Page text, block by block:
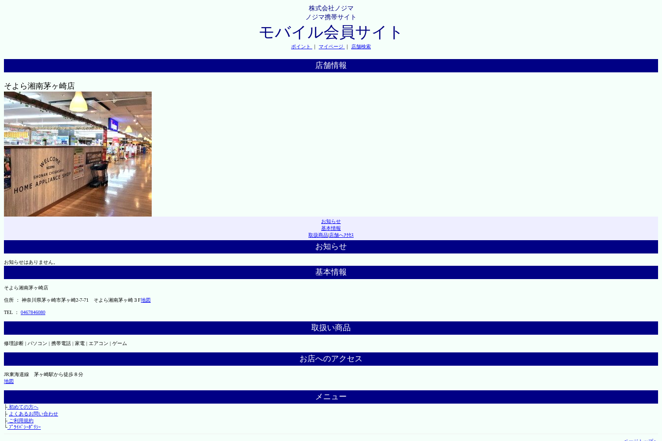
株式会社ノジマ
ノジマ携帯サイト
モバイル会員サイト
ポイント ｜ マイページ ｜ 店舗検索
店舗情報
そよら湘南茅ヶ崎店
お知らせ
基本情報
取扱商品|店舗へｱｸｾｽ
お知らせ
お知らせはありません。
基本情報
そよら湘南茅ヶ崎店
住所 ： 神奈川県茅ヶ崎市茅ヶ崎2‐7‐71 そよら湘南茅ヶ崎３F地図
TEL ： 0467846080
取扱い商品
修理診断 | パソコン | 携帯電話 | 家電 | エアコン | ゲーム
お店へのアクセス
JR東海道線 茅ヶ崎駅から徒歩８分
地図
メニュー
├初めての方へ
├ よくあるお問い合わせ
├ご利用規約
└ﾌﾟﾗｲﾊﾞｼｰﾎﾟﾘｼｰ